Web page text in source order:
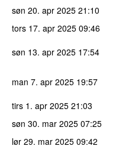
søn 20. apr 2025 21:10
tors 17. apr 2025 09:46
søn 13. apr 2025 17:54
man 7. apr 2025 19:57
tirs 1. apr 2025 21:03
søn 30. mar 2025 07:25
lør 29. mar 2025 09:42